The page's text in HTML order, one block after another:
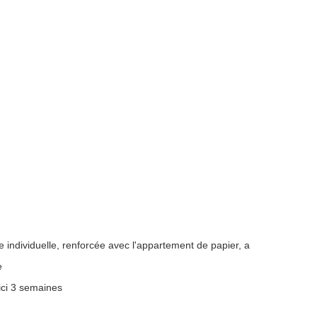
individuelle, renforcée avec l'appartement de papier, a
3 semaines